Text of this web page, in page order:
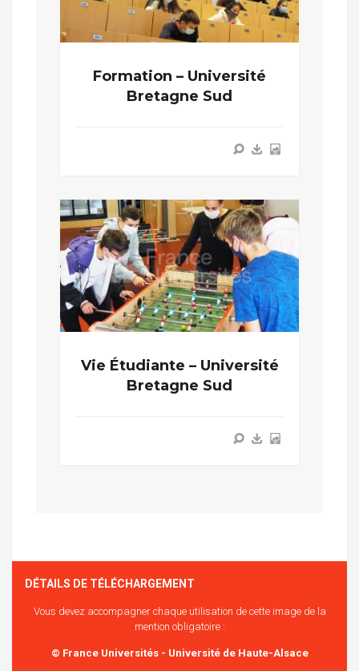
Formation – Université
Bretagne Sud
Vie Étudiante – Université
Bretagne Sud
DÉTAILS DE TÉLÉCHARGEMENT
Vous devez accompagner chaque utilisation de cette image de la
mention obligatoire :
© France Universités - Université de Haute-Alsace